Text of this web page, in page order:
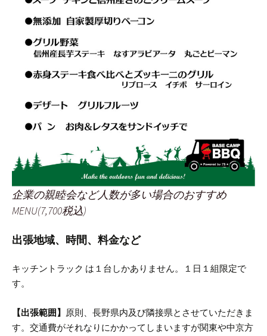
企業の親睦会など人数が多い場合のおすすめ
MENU(7,700税込)
出張地域、時間、料金など
キッチントラック は１台しかありません。１日１組限定で
す。
【出張範囲】 原則、長野県内及び隣接県とさせていただきま
す。交通費がそれなりにかかってしまいますが関東や中京方